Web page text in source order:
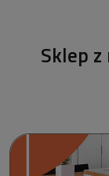
Sklep